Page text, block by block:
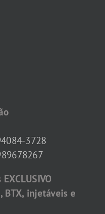
3728
BTX, injetáveis e